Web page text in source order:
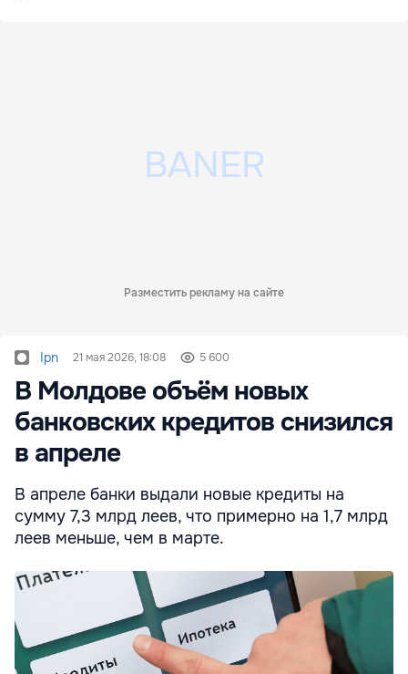
Разместить рекламу на сайте
Ipn 21 мая 2026, 18:08 5 600
В Молдове объём новых
банковских кредитов снизился
в апреле
В апреле банки выдали новые кредиты на
сумму 7,3 млрд леев, что примерно на 1,7 млрд
леев меньше, чем в марте.